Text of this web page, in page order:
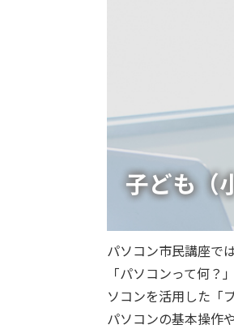
子ども（
パソコン市民講座で
「パソコンって何
ソコンを活用した「
パソコンの基本操作